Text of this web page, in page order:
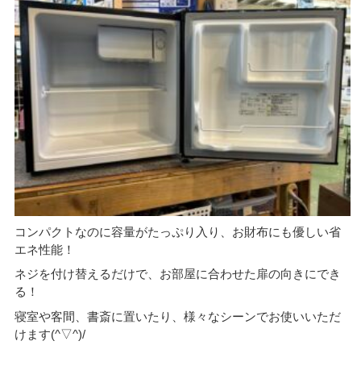
コンパクトなのに容量がたっぷり入り、お財布にも優しい省
エネ性能！
ネジを付け替えるだけで、お部屋に合わせた扉の向きにでき
る！
寝室や客間、書斎に置いたり、様々なシーンでお使いいただ
けます(^▽^)/